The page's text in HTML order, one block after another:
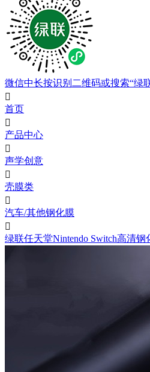
微信中长按识别二维码或搜索“绿

首页

产品中心

声学创意

壳膜类

汽车/其他钢化膜

绿联任天堂Nintendo Switch高清钢